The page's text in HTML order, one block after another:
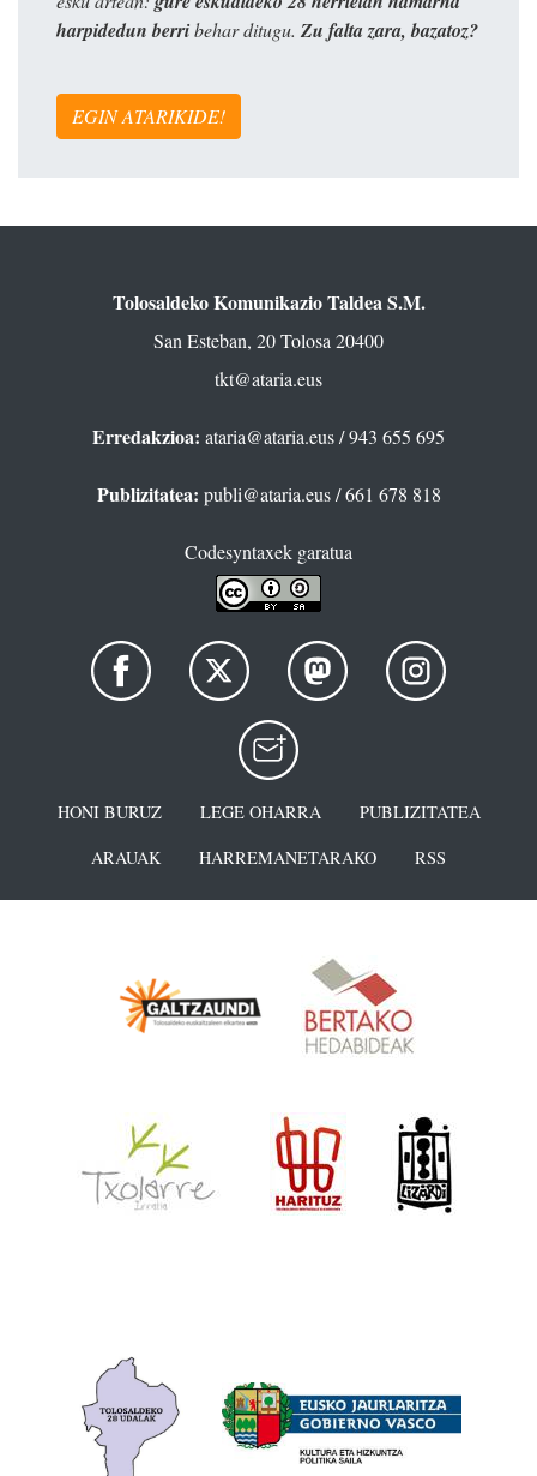
harpidedun berribehar ditugu. Zu falta zara, bazatoz?
EGIN ATARIKIDE!
Tolosaldeko Komunikazio Taldea S.M.
San Esteban, 20 Tolosa 20400
tkt@ataria.eus
Erredakzioa: ataria@ataria.eus/ 943 655 695
Publizitatea: publi@ataria.eus/ 661 678 818
Codesyntaxek garatua
HONI BURUZ LEGE OHARRA
PUBLIZITATEA
ARAUAK
HARREMANETARAKO RSS